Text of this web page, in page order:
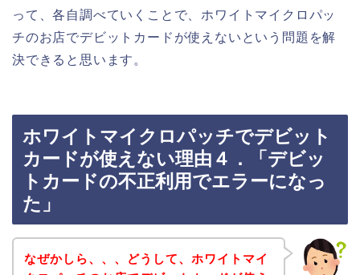
って、各自調べていくことで、ホワイトマイクロパッ
チのお店でデビットカードが使えないという問題を解
決できると思います。
ホワイトマイクロパッチでデビット
カードが使えない理由４．「デビッ
トカードの不正利用でエラーになっ
た」
なぜかしら、、、どうして、ホワイトマイ